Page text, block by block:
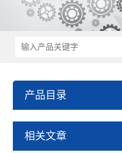
产品目录
RoHS2.0测试仪
相关文章